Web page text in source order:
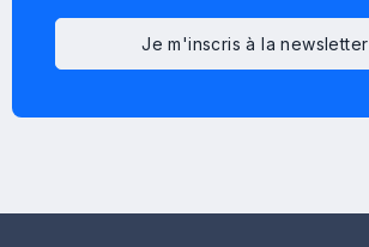
Je m'inscris à la newsletter